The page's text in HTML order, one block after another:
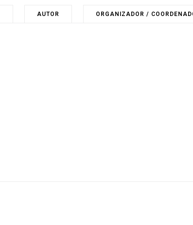
AUTOR ORGANIZADOR /